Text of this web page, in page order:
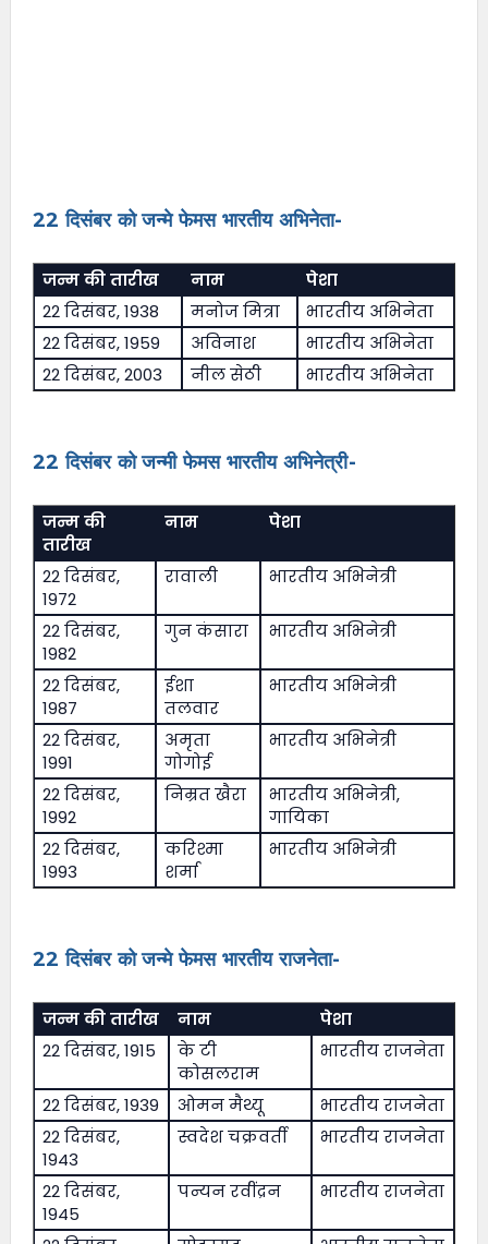
22 दिसंबर को जन्मे फेमस भारतीय अभिनेता-
जन्म की तारीख नाम
पेशा
22 दिसंबर, 1938
मनोज मित्रा
भारतीय अभिनेता
22 दिसंबर, 1959
अविनाश
भारतीय अभिनेता
22 दिसंबर, 2003
नील सेठी भारतीय अभिनेता
22 दिसंबर को जन्मी फेमस भारतीय अभिनेत्री-
जन्म की
तारीख
नाम पेशा
22 दिसंबर,
1972
रावाली भारतीय अभिनेत्री
22 दिसंबर,
1982
गुन कंसारा भारतीय अभिनेत्री
22 दिसंबर,
1987
ईशा
तलवार
भारतीय अभिनेत्री
22 दिसंबर,
1991
अमृता
गोगोई
भारतीय अभिनेत्री
22 दिसंबर,
1992
निम्रत खैरा
भारतीय अभिनेत्री,
गायिका
22 दिसंबर,
1993
करिश्मा
शर्मा
भारतीय अभिनेत्री
22 दिसंबर को जन्मे फेमस भारतीय राजनेता-
जन्म की तारीख नाम
पेशा
22 दिसंबर, 1915
के टी
कोसलराम
भारतीय राजनेता
22 दिसंबर, 1939 ओमन मैथ्यू
भारतीय राजनेता
22 दिसंबर,
1943
स्वदेश चक्रवर्ती भारतीय राजनेता
22 दिसंबर,
1945
पन्यन रवींद्रन भारतीय राजनेता